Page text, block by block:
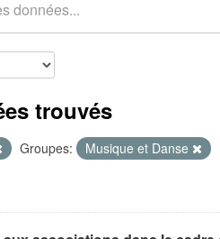
trouvés
Groupes: Musique et Danse